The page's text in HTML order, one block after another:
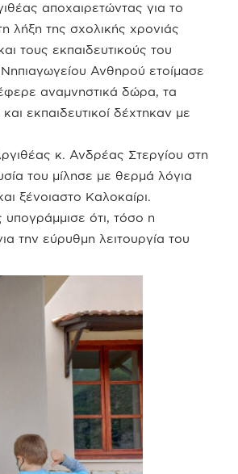
αποχαιρετώντας για το
λήξη της σχολικής χρονιάς
τους εκπαιδευτικούς του
Ανθηρού ετοίμασε
αναμνηστικά δώρα, τα
εκπαιδευτικοί δέχτηκαν με
κ. Ανδρέας Στεργίου στη
του μίλησε με θερμά λόγια
ξένοιαστο Καλοκαίρι.
ότι, τόσο η
την εύρυθμη λειτουργία του